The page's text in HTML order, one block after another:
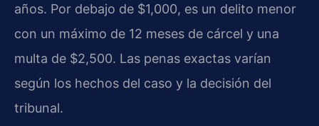
años. Por debajo de $1,000, es un delito menor
con un máximo de 12 meses de cárcel y una
multa de $2,500. Las penas exactas varían
según los hechos del caso y la decisión del
tribunal.